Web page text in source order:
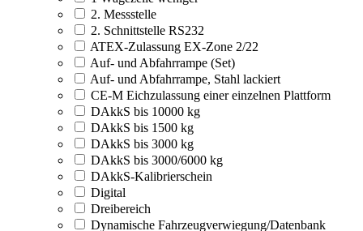
2. Messstelle
2. Schnittstelle RS232
ATEX-Zulassung EX-Zone 2/22
Auf- und Abfahrrampe (Set)
Auf- und Abfahrrampe, Stahl lackiert
CE-M Eichzulassung einer einzelnen Plattform
DAkkS bis 10000 kg
DAkkS bis 1500 kg
DAkkS bis 3000 kg
DAkkS bis 3000/6000 kg
DAkkS-Kalibrierschein
Digital
Dreibereich
Dynamische Fahrzeugverwiegung/Datenbank